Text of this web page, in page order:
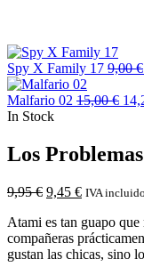
Spy X Family 17 9,00€
Malfario 02 15,00€
In Stock
Los
9,95€ 9,45 € IVA incluido
Atami es tan guapo que
compañeras
gustan las chicas, sino